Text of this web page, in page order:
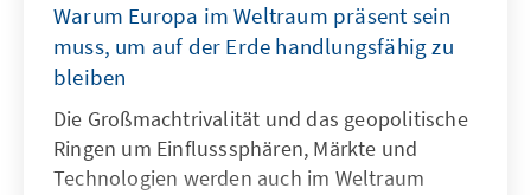
Warum Europa im Weltraum präsent sein
muss, um auf der Erde handlungsfähig zu
bleiben
Die Großmachtrivalität und das geopolitische
Ringen um Einflusssphären, Märkte und
Technologien werden auch im Weltraum